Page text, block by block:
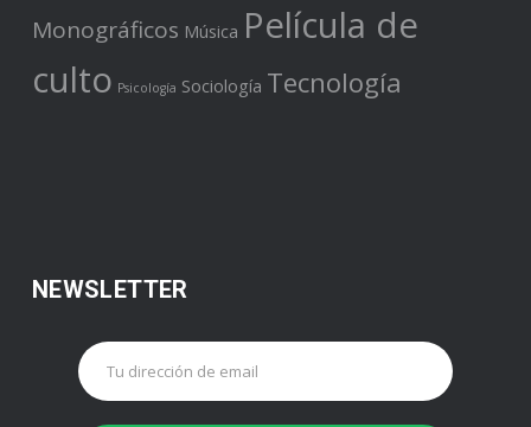
Monográficos Música Película de
culto Psicología Sociología Tecnología
NEWSLETTER